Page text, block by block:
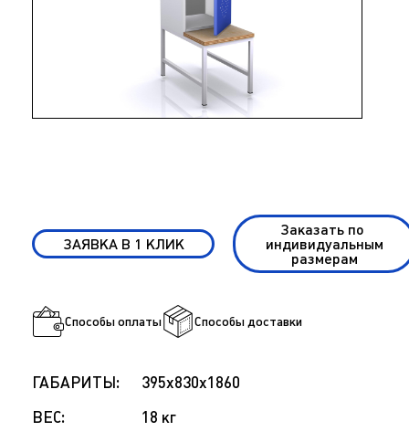
ЗАЯВКА В 1 КЛИК
Заказать по
индивидуальным
размерам
Способы оплаты Способы доставки
ГАБАРИТЫ:
395х830х1860
ВЕС:
18 кг